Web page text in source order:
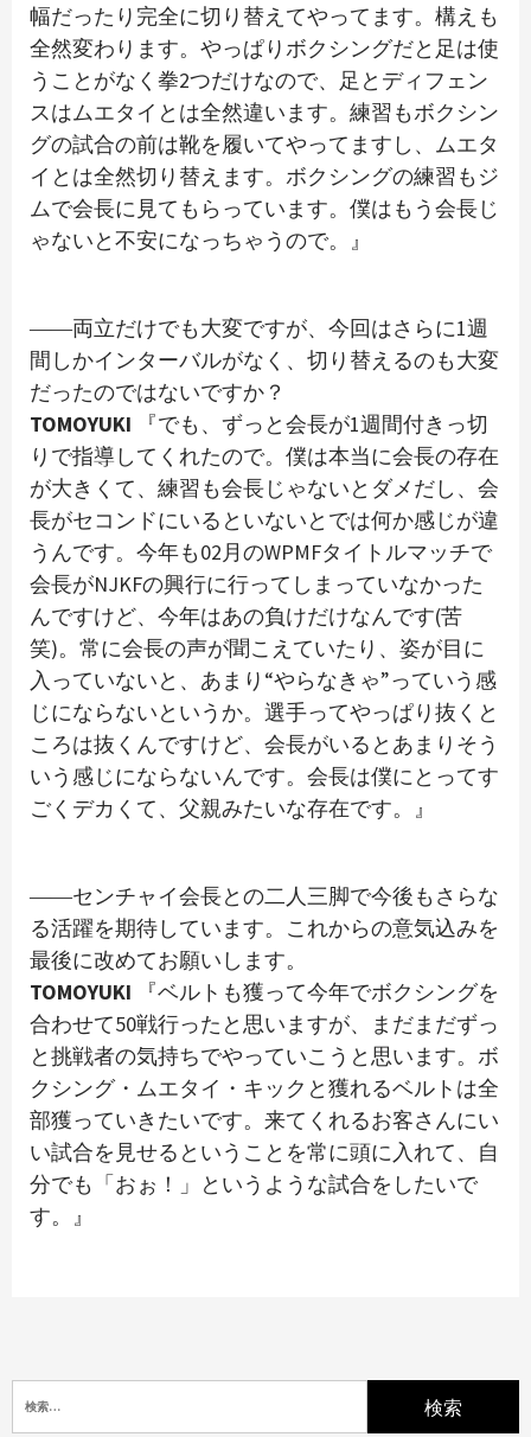
幅だったり完全に切り替えてやってます。構えも
全然変わります。やっぱりボクシングだと足は使
うことがなく拳2つだけなので、足とディフェン
スはムエタイとは全然違います。練習もボクシン
グの試合の前は靴を履いてやってますし、ムエタ
イとは全然切り替えます。ボクシングの練習もジ
ムで会長に見てもらっています。僕はもう会長じ
ゃないと不安になっちゃうので。』
――両立だけでも大変ですが、今回はさらに1週
間しかインターバルがなく、切り替えるのも大変
だったのではないですか？
TOMOYUKI 『でも、ずっと会長が1週間付きっ切
りで指導してくれたので。僕は本当に会長の存在
が大きくて、練習も会長じゃないとダメだし、会
長がセコンドにいるといないとでは何か感じが違
うんです。今年も02月のWPMFタイトルマッチで
会長がNJKFの興行に行ってしまっていなかった
んですけど、今年はあの負けだけなんです(苦
笑)。常に会長の声が聞こえていたり、姿が目に
入っていないと、あまり“やらなきゃ”っていう感
じにならないというか。選手ってやっぱり抜くと
ころは抜くんですけど、会長がいるとあまりそう
いう感じにならないんです。会長は僕にとってす
ごくデカくて、父親みたいな存在です。』
――センチャイ会長との二人三脚で今後もさらな
る活躍を期待しています。これからの意気込みを
最後に改めてお願いします。
TOMOYUKI 『ベルトも獲って今年でボクシングを
合わせて50戦行ったと思いますが、まだまだずっ
と挑戦者の気持ちでやっていこうと思います。ボ
クシング・ムエタイ・キックと獲れるベルトは全
部獲っていきたいです。来てくれるお客さんにい
い試合を見せるということを常に頭に入れて、自
分でも「おぉ！」というような試合をしたいで
す。』
索: